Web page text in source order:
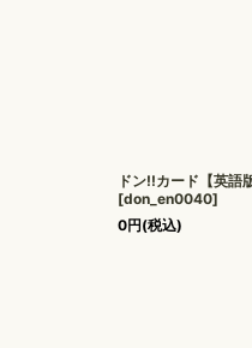
ドン!!カード【英語
[don_en0040]
0円(税込)